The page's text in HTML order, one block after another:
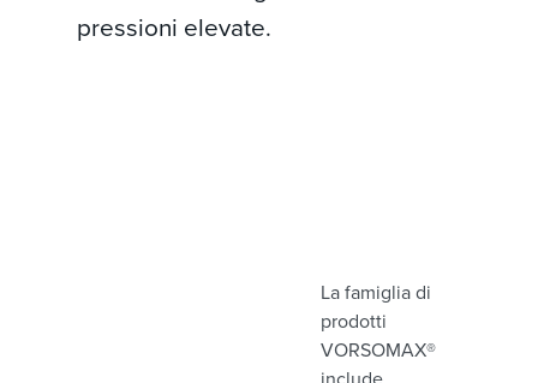
pressioni elevate.
La famiglia di
prodotti
VORSOMAX®